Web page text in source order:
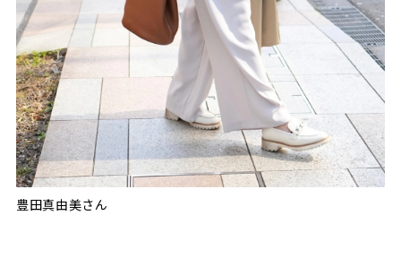
豊田真由美さん